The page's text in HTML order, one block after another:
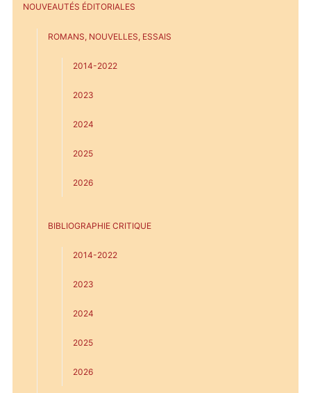
NOUVEAUTÉS ÉDITORIALES
ROMANS, NOUVELLES, ESSAIS
2014-2022
2023
2024
2025
2026
BIBLIOGRAPHIE CRITIQUE
2014-2022
2023
2024
2025
2026